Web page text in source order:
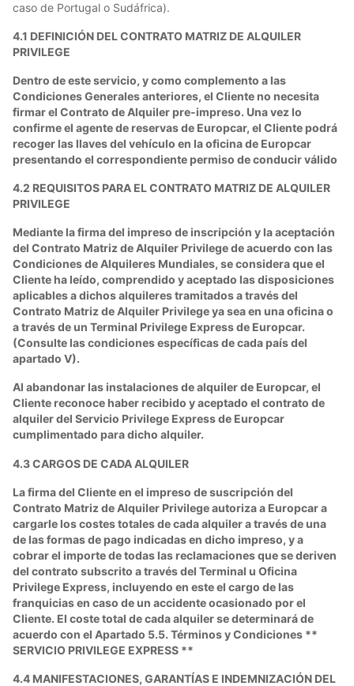
caso de Portugal o Sudáfrica).
4.1 DEFINICIÓN DEL CONTRATO MATRIZ DE ALQUILER
PRIVILEGE
Dentro de este servicio, y como complemento a las
Condiciones Generales anteriores, el Cliente no necesita
firmar el Contrato de Alquiler pre-impreso. Una vez lo
confirme el agente de reservas de Europcar, el Cliente podrá
recoger las llaves del vehículo en la oficina de Europcar
presentando el correspondiente permiso de conducir válido
4.2 REQUISITOS PARA EL CONTRATO MATRIZ DE ALQUILER
PRIVILEGE
Mediante la firma del impreso de inscripción y la aceptación
del Contrato Matriz de Alquiler Privilege de acuerdo con las
Condiciones de Alquileres Mundiales, se considera que el
Cliente ha leído, comprendido y aceptado las disposiciones
aplicables a dichos alquileres tramitados a través del
Contrato Matriz de Alquiler Privilege ya sea en una oficina o
a través de un Terminal Privilege Express de Europcar.
(Consulte las condiciones específicas de cada país del
apartado V).
Al abandonar las instalaciones de alquiler de Europcar, el
Cliente reconoce haber recibido y aceptado el contrato de
alquiler del Servicio Privilege Express de Europcar
cumplimentado para dicho alquiler.
4.3 CARGOS DE CADA ALQUILER
La firma del Cliente en el impreso de suscripción del
Contrato Matriz de Alquiler Privilege autoriza a Europcar a
cargarle los costes totales de cada alquiler a través de una
de las formas de pago indicadas en dicho impreso, y a
cobrar el importe de todas las reclamaciones que se deriven
del contrato subscrito a través del Terminal u Oficina
Privilege Express, incluyendo en este el cargo de las
franquicias en caso de un accidente ocasionado por el
Cliente. El coste total de cada alquiler se determinará de
acuerdo con el Apartado 5.5. Términos y Condiciones **
SERVICIO PRIVILEGE EXPRESS **
4.4 MANIFESTACIONES, GARANTÍAS E INDEMNIZACIÓN DEL